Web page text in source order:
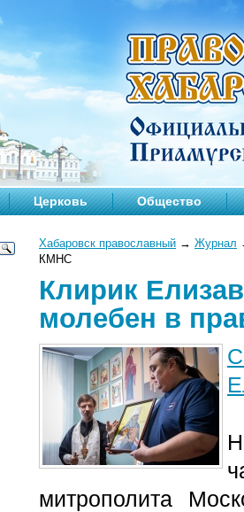
Церковь Общество
Хабаровск православный → Журнал
КМНС
Клирик
молебен в
митрополита